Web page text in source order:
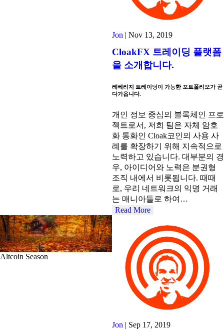
Jon Nov 13, 2019
CloakFX 트레이딩 플랫폼
을 소개합니다.
레베리지 트레이딩이 가능한 포트폴리오가 곧
다가옵니다.
개인 정보 중심의 블록체인 프로
젝트로서, 저희 팀은 자체 암호
화 통화인 Cloak코인의 사용 사
례를 확장하기 위해 지속적으로
노력하고 있습니다. 대부분의 경
우, 아이디어와 노력은 분권형
조직 내에서 비롯됩니다. 때때
로, 우리 네트워크의 익명 거래
는 매니아들로 하여…
Read More
Altcoin Season
Jon | Sep 17, 2019